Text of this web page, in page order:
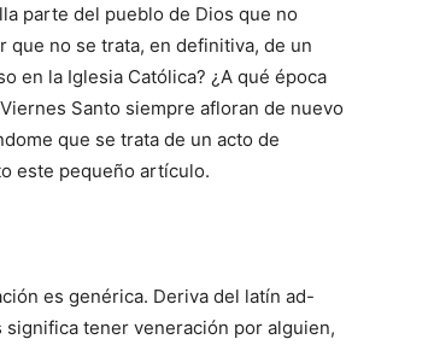
parte del pueblo de Dios que no
no se trata, en definitiva, de un
en la Iglesia Católica? ¿A qué época
Santo siempre afloran de nuevo
que se trata de un acto de
este pequeño artículo.
es genérica. Deriva del latín ad-
tener veneración por alguien,